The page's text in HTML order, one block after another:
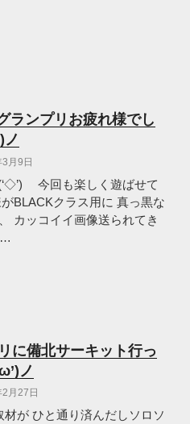
ランプリお疲れ様でし
ノ
月9日
ゞ 今回も楽しく遊ばせて
BLACKクラス用に 真っ黒な
カッコイイ画像送られてき
…
に備北サーキット行っ
ノ
月27日
が ひと通り済んだしソロソ